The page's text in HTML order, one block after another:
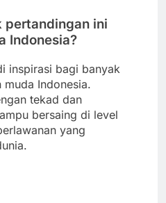
pertandingan ini
Indonesia?
inspirasi bagi banyak
Indonesia.
tekad dan
bersaing di level
yang